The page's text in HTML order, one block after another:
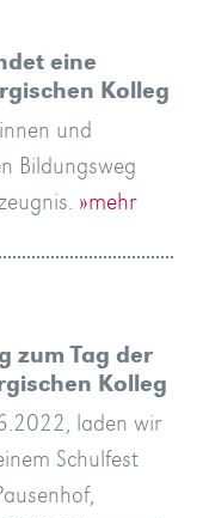
eine
Kolleg
und
Bildungsweg
»mehr
zum Tag der
Kolleg
laden wir
Schulfest